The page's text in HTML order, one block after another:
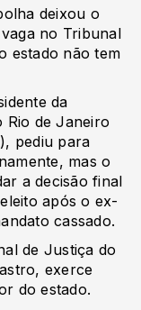
deixou o
no Tribunal
estado não tem
da
Rio de Janeiro
pediu para
mas o
a decisão final
após o ex-
cassado.
de Justiça do
exerce
do estado.